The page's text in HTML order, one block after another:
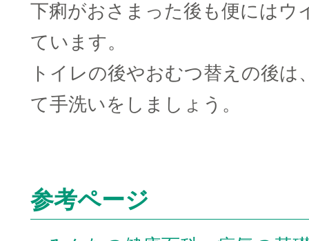
下痢がおさまった後も便にはウ
ています。
トイレの後やおむつ替えの後は
て手洗いをしましょう。
参考ページ